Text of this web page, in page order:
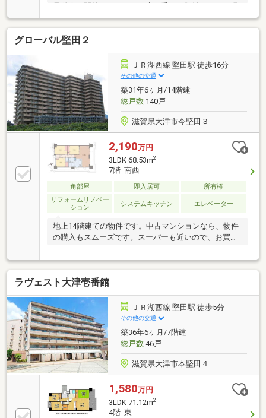
見学会も開催しています、木の香りと肌触りをぜひ現
地見学で体感してください♪
グローバル堅田２
ＪＲ湖西線 堅田駅 徒歩16分
その他の交通
築31年6ヶ月/14階建
総戸数140戸
滋賀県大津市今堅田３
2,190万円
3LDK 68.53m2
7階 南西
角部屋 即入居可
所有権
リフォームリノベー
ション
システムキッチン エレベーター
地上14階建ての物件です。中古マンションなら、物件
の購入もスムーズです。スーパーも近いので、お買い
いします。こだわりやご要望などがあれば、メール又
はお電話にてご連絡ください。また、ご質問やご不明
な点などもお受けいたします。
ラヴェスト大津壱番館
ＪＲ湖西線 堅田駅 徒歩5分
その他の交通
築36年6ヶ月/7階建
総戸数46戸
滋賀県大津市本堅田４
1,580万円
3LDK 71.12m2
4階 東